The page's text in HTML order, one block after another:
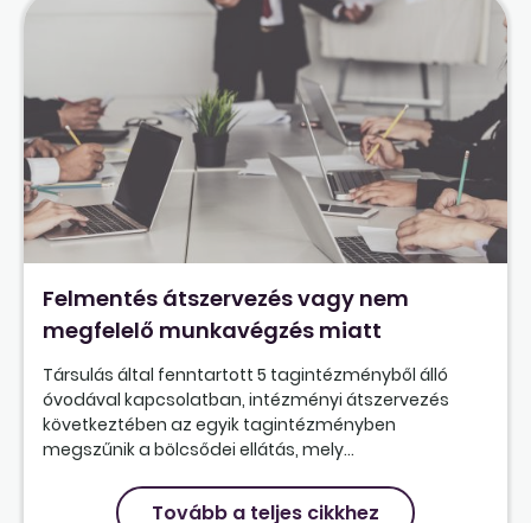
Felmentés átszervezés vagy nem
megfelelő munkavégzés miatt
Társulás által fenntartott 5 tagintézményből álló
óvodával kapcsolatban, intézményi átszervezés
következtében az egyik tagintézményben
megszűnik a bölcsődei ellátás, mely...
Tovább a teljes cikkhez